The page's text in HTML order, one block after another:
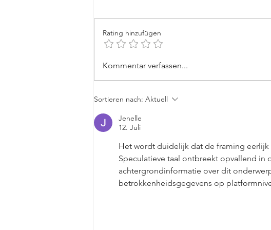
Rundflüge und Luftwerbung
Rating hinzufügen
Kommentar verfassen...
Sortieren nach: Aktuell
Jenelle
12. Juli
Het wordt duidelijk dat de framing
Speculatieve taal ontbreekt opvallend in
achtergrondinformatie over dit
betrokkenheidsgegevens op